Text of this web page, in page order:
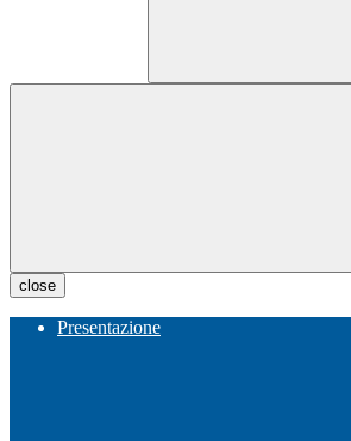
close
Presentazione